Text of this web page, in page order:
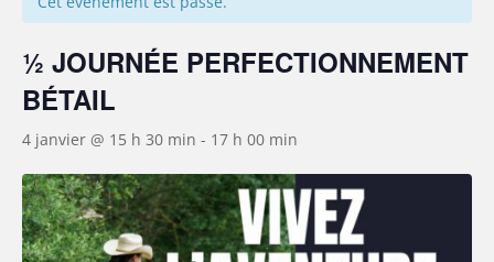
½ JOURNÉE PERFECTIONNEMENT
BÉTAIL
4 janvier @ 15 h 30 min - 17 h 00 min